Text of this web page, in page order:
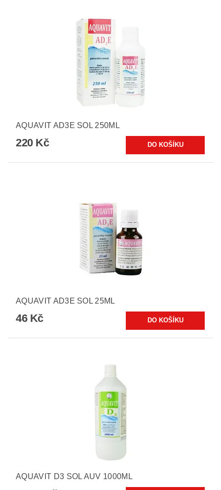
AQUAVIT AD3E SOL 250ML
220 Kč
AQUAVIT AD3E SOL 25ML
46 Kč
AQUAVIT D3 SOL AUV 1000ML